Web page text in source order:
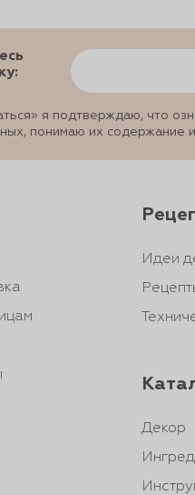
я подтверждаю, что
понимаю их содержание
Идеи
Декор